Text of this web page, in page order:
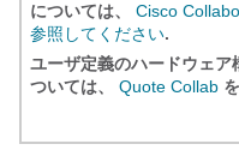
については、 Cisco
参照してください.
ユーザ定義のハードウェ
ついては、 Quote Collab